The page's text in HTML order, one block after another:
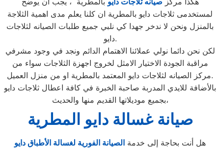
لمستخدمى ثلاجات دايو بالمطرية ان كلنا يعلم مدى اهمية الثلاجة
بالمنزل ونحن لا ندخر جهدا كي نلبي جميع طلبات الصيانه لثلاجات
دايو.
لكن نحن دائما نولي عملائنا الاهتمام الدائم ونجد في وجود مشرفي
مراقبة الجودة الاختيار الامثل لخروج اجهزة الثلاجات سواء من
مركز الصيانه لثلاجات دايو المعتمد بالمطرية او من منزل العميل.
بالأضافة للايدي المدربة صاحبة الخبرة في كافة اعطال ثلاجات دايو
بجميع موديلاتها القديم منها والحديث،
صيانة غسالة دايو المطرية
هل أنت بحاجة إلى خدمة الصيانة الفورية لغسالة الأطباق دايو